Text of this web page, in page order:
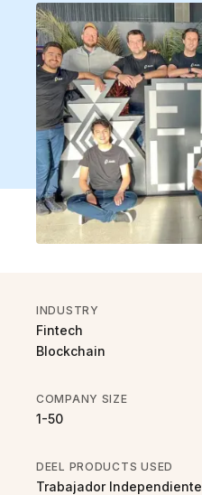
INDUSTRY
Fintech
Blockchain
COMPANY SIZE
1-50
DEEL PRODUCTS USED
Trabajador Independiente